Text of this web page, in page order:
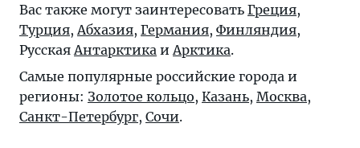
Вас также могут заинтересовать Греция,
Турция, Абхазия, Германия, Финляндия,
Русская Антарктика и Арктика.
Самые популярные российские города и
регионы: Золотое кольцо, Казань, Москва,
Санкт-Петербург, Сочи.